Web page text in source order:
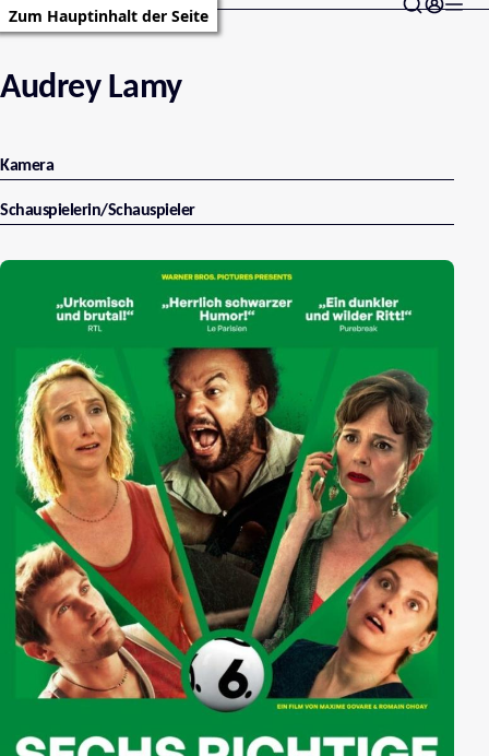
Zum Hauptinhalt der Seite
Audrey Lamy
Kamera
Schauspielerin/Schauspieler